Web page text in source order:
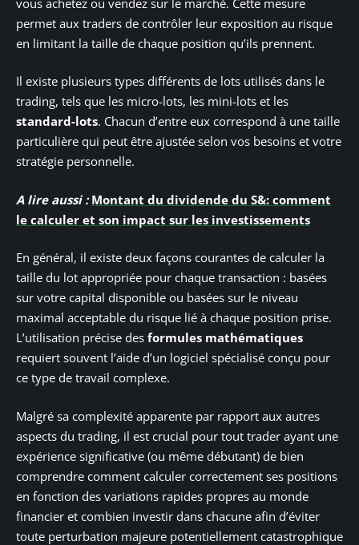
permet aux traders de contrôler leur exposition au risque
en limitant la taille de chaque position qu’ils prennent.
Il existe plusieurs types différents de lots utilisés dans le
trading, tels que les micro-lots, les mini-lots et les
standard-lots. Chacun d’entre eux correspond à une taille
particulière qui peut être ajustée selon vos besoins et votre
stratégie personnelle.
A lire aussi : Montant du dividende du S&: comment
le calculer et son impact sur les investissements
En général, il existe deux façons courantes de calculer la
taille du lot appropriée pour chaque transaction : basées
sur votre capital disponible ou basées sur le niveau
maximal acceptable du risque lié à chaque position prise.
L’utilisation précise des formules mathématiques
requiert souvent l’aide d’un logiciel spécialisé conçu pour
ce type de travail complexe.
Malgré sa complexité apparente par rapport aux autres
aspects du trading, il est crucial pour tout trader ayant une
expérience significative (ou même débutant) de bien
comprendre comment calculer correctement ses positions
en fonction des variations rapides propres au monde
financier et combien investir dans chacune afin d’éviter
toute perturbation majeure potentiellement catastrophique